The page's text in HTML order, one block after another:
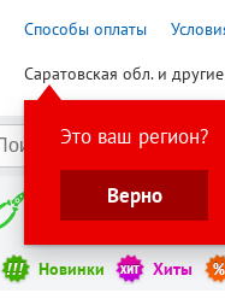
Способы оплаты
Саратовская обл. и
Это ваш регион?
Верно
Инструменты
Новинки Хиты